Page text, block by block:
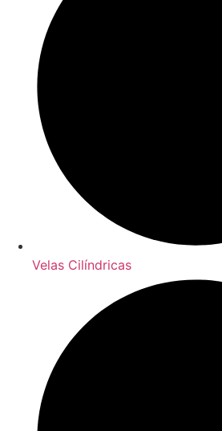
Velas Cilíndricas